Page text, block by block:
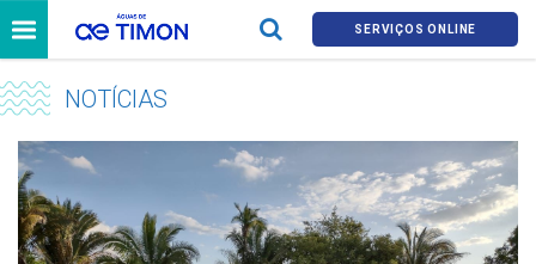
SERVIÇOS ONLINE
NOTÍCIAS